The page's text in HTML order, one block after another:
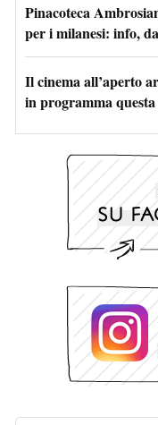
Pinacoteca
per i milanesi: info,
Il cinema all’aperto
in programma